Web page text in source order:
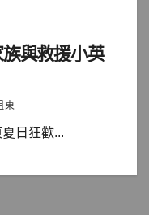
與救援小英
東
日狂歡...